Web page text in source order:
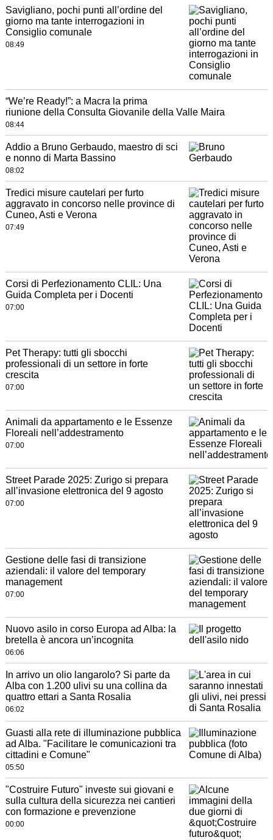
Savigliano, pochi punti all’ordine del
giorno ma tante interrogazioni in
Consiglio comunale
08:49
“We’re Ready!”: a Macra la prima
riunione della Consulta Giovanile della Valle Maira
08:44
Addio a Bruno Gerbaudo, maestro di sci
e nonno di Marta Bassino
08:02
Tredici misure cautelari per furto
aggravato in concorso nelle province di
Cuneo, Asti e Verona
07:49
Corsi di Perfezionamento CLIL: Una
Guida Completa per i Docenti
07:00
Pet Therapy: tutti gli sbocchi
professionali di un settore in forte
crescita
07:00
Animali da appartamento e le Essenze
Floreali nell’addestramento
07:00
Street Parade 2025: Zurigo si prepara
all’invasione elettronica del 9 agosto
07:00
Gestione delle fasi di transizione
aziendali: il valore del temporary
management
07:00
Nuovo asilo in corso Europa ad Alba: la
bretella è ancora un’incognita
06:06
In arrivo un olio langarolo? Si parte da
Alba con 1.200 ulivi su una collina da
quattro ettari a Santa Rosalia
06:02
Guasti alla rete di illuminazione pubblica
ad Alba. "Facilitare le comunicazioni tra
cittadini e Comune"
05:50
"Costruire Futuro" investe sui giovani e
sulla cultura della sicurezza nei cantieri
con formazione e prevenzione
00:00